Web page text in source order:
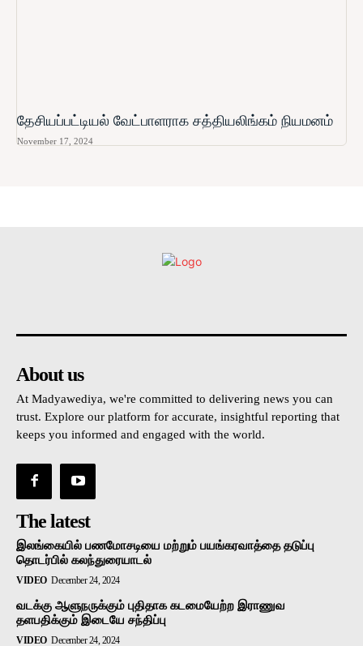
தேசியப்பட்டியல் வேட்பாளராக சத்தியலிங்கம் நியமனம்
November 17, 2024
About us
At Madyawediya, we're committed to delivering news you can
trust. Explore our platform for accurate, insightful reporting that
keeps you informed and engaged with the world.
The latest
இலங்கையில் பணமோசடியை மற்றும் பயங்கரவாத்தை தடுப்பு
தொடர்பில் கலந்துரையாடல்
VIDEO December 24, 2024
வடக்கு ஆளுநருக்கும் புதிதாக கடமையேற்ற இராணுவ
தளபதிக்கும் இடையே சந்திப்பு
VIDEO December 24, 2024